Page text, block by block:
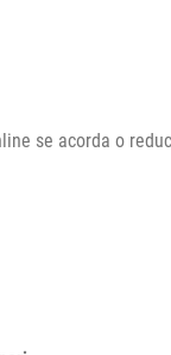
se acorda o